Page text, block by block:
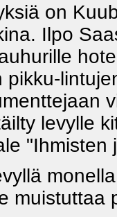
on
Ilpo
pikku-
levylle
"Ihmisten
muistuttaa